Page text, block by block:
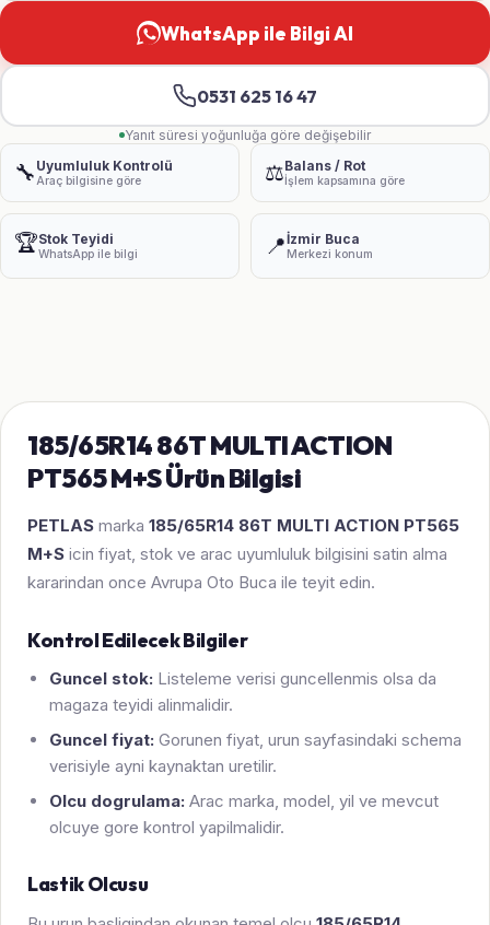
WhatsApp ile Bilgi Al
0531 625 16 47
Yanıt süresi yoğunluğa göre değişebilir
🔧 Uyumluluk Kontrolü
Araç bilgisine göre ⚖️Balans / Rot
İşlem kapsamına göre
🏆Stok Teyidi
WhatsApp ile bilgi 📍İzmir Buca
Merkezi konum
185/65R14 86T MULTI ACTION
PT565 M+S Ürün Bilgisi
PETLAS marka 185/65R14 86T MULTI ACTION PT565
M+S icin fiyat, stok ve arac uyumluluk bilgisini satin alma
kararindan once Avrupa Oto Buca ile teyit edin.
Kontrol Edilecek Bilgiler
Guncel stok: Listeleme verisi guncellenmis olsa da
magaza teyidi alinmalidir.
Guncel fiyat: Gorunen fiyat, urun sayfasindaki schema
verisiyle ayni kaynaktan uretilir.
Olcu dogrulama: Arac marka, model, yil ve mevcut
olcuye gore kontrol yapilmalidir.
Lastik Olcusu